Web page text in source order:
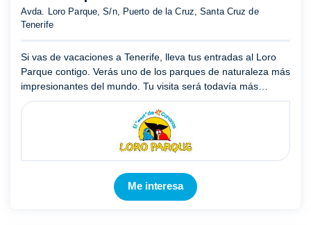
Avda. Loro Parque, S/n, Puerto de la Cruz, Santa Cruz de
Tenerife
Si vas de vacaciones a Tenerife, lleva tus entradas al Loro
Parque contigo. Verás uno de los parques de naturaleza más
impresionantes del mundo. Tu visita será todavía más
provechosa si adquieres también las entradas al Discovery
Me interesa